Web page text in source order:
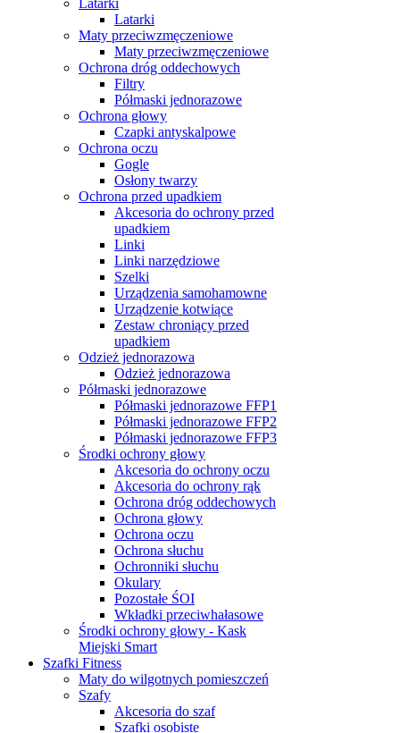
Latarki
Maty przeciwzmęczeniowe
Maty przeciwzmęczeniowe
Ochrona dróg oddechowych
Filtry
Półmaski jednorazowe
Ochrona głowy
Czapki antyskalpowe
Ochrona oczu
Gogle
Osłony twarzy
Ochrona przed upadkiem
Akcesoria do ochrony przed
upadkiem
Linki
Linki narzędziowe
Szelki
Urządzenia samohamowne
Urządzenie kotwiące
Zestaw chroniący przed
upadkiem
Odzież jednorazowa
Odzież jednorazowa
Półmaski jednorazowe
Półmaski jednorazowe FFP1
Półmaski jednorazowe FFP2
Półmaski jednorazowe FFP3
Środki ochrony głowy
Akcesoria do ochrony oczu
Akcesoria do ochrony rąk
Ochrona dróg oddechowych
Ochrona głowy
Ochrona oczu
Ochrona słuchu
Ochronniki słuchu
Okulary
Pozostałe ŚOI
Wkładki przeciwhałasowe
Środki ochrony głowy - Kask
Miejski Smart
Szafki Fitness
Maty do wilgotnych pomieszczeń
Szafy
Akcesoria do szaf
Szafki osobiste